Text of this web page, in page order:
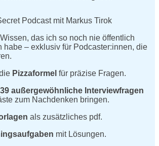
das ich so noch nie öffentlich
habe – exklusiv für Podcaster:innen, die
Pizzaformel für präzise Fragen.
39 außergewöhnliche Interviewfragen
zum Nachdenken bringen.
als zusätzliches pdf.
mit Lösungen.